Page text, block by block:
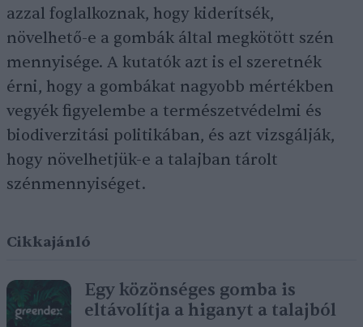
azzal foglalkoznak, hogy kiderítsék,
növelhető-e a gombák által megkötött szén
mennyisége. A kutatók azt is el szeretnék
érni, hogy a gombákat nagyobb mértékben
vegyék figyelembe a természetvédelmi és
biodiverzitási politikában, és azt vizsgálják,
hogy növelhetjük-e a talajban tárolt
szénmennyiséget.
Cikkajánló
Egy közönséges gomba is
eltávolítja a higanyt a talajból